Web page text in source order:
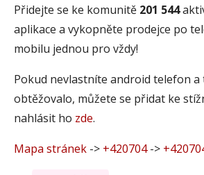
Přidejte se ke komunitě 201 544
aplikace a vykopněte prodejce po
mobilu jednou pro vždy!
Pokud nevlastníte android telefon a
obtěžovalo, můžete se přidat ke
nahlásit ho zde.
Mapa stránek -> +420704->